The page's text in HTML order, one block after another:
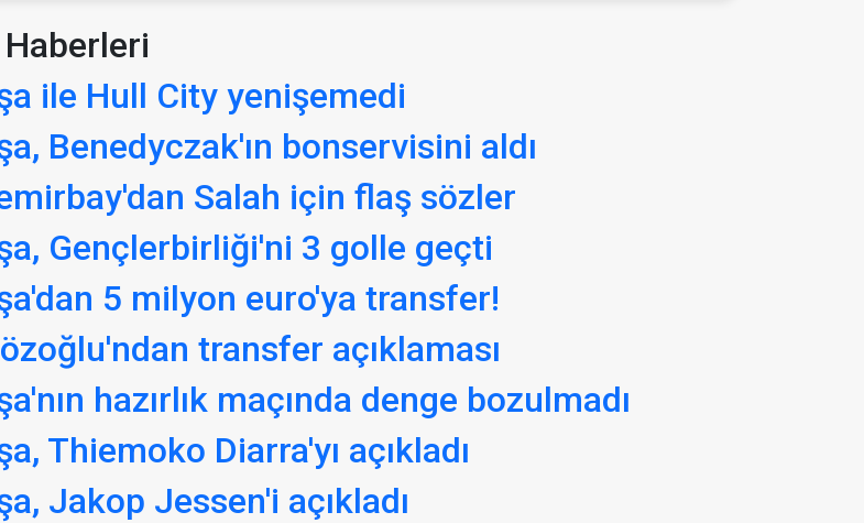
Haberleri
ile Hull City yenişemedi
Benedyczak'ın bonservisini aldı
Salah için flaş sözler
Gençlerbirliği'ni 3 golle geçti
5 milyon euro'ya transfer!
transfer açıklaması
hazırlık maçında denge bozulmadı
Thiemoko Diarra'yı açıkladı
Jakop Jessen'i açıkladı